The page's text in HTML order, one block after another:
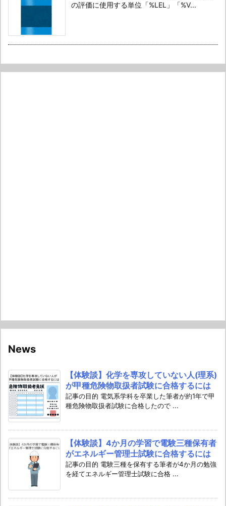
の評価に使用する単位「%LEL」「%V...
News
【体験談】化学を専攻していない人(理系)
が甲種危険物取扱者試験に合格するには
記事の目的 電気系学科を卒業した筆者が約1年で甲
種危険物取扱者試験に合格したので ...
【体験談】4か月の学習で電験三種保有者
がエネルギー管理士試験に合格するには
記事の目的 電験三種を保有する筆者が4か月の勉強
を経てエネルギー管理士試験に合格 ...